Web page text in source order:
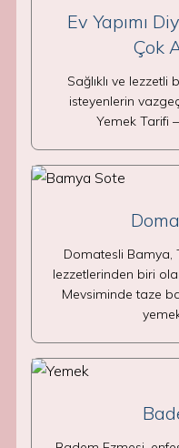
Ev Yapımı
Çok
Sağlıklı ve
isteyenlerin
Yemek Tarifi
Domatesli Bamya,
lezzetlerinden biri
Mevsiminde taze